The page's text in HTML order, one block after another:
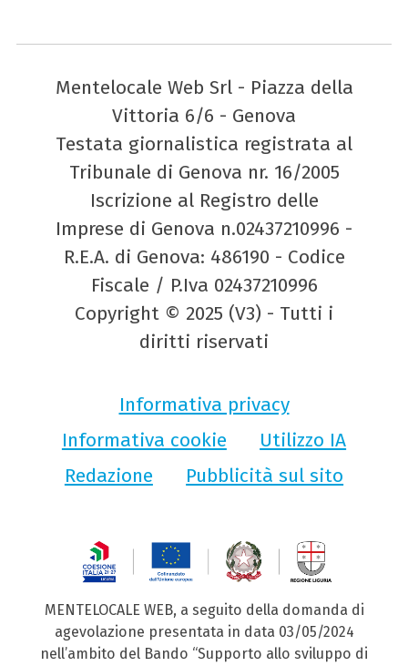
Mentelocale Web Srl - Piazza della
Vittoria 6/6 - Genova
Testata giornalistica registrata al
Tribunale di Genova nr. 16/2005
Iscrizione al Registro delle
Imprese di Genova n.02437210996 -
R.E.A. di Genova: 486190 - Codice
Fiscale / P.Iva 02437210996
Copyright © 2025 (V3) - Tutti i
diritti riservati
Informativa privacy
Informativa cookie
Utilizzo IA
Redazione
Pubblicità sul sito
MENTELOCALE WEB, a seguito della domanda di
agevolazione presentata in data 03/05/2024
nell’ambito del Bando “Supporto allo sviluppo di